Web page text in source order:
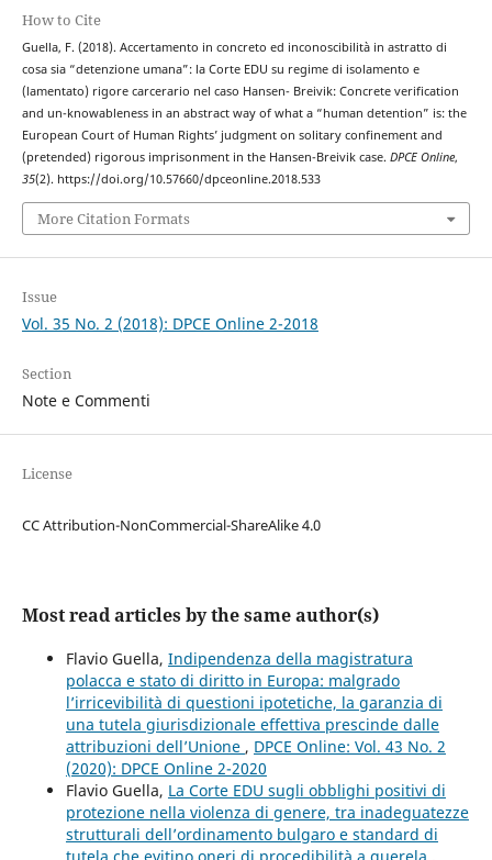
How to Cite
Guella, F. (2018). Accertamento in concreto ed inconoscibilità in astratto di
cosa sia “detenzione umana”: la Corte EDU su regime di isolamento e
(lamentato) rigore carcerario nel caso Hansen- Breivik: Concrete verification
and un-knowableness in an abstract way of what a “human detention” is: the
European Court of Human Rights’ judgment on solitary confinement and
(pretended) rigorous imprisonment in the Hansen-Breivik case. DPCE Online,
35(2). https://doi.org/10.57660/dpceonline.2018.533
More Citation Formats
Issue
Vol. 35 No. 2 (2018): DPCE Online 2-2018
Section
Note e Commenti
License
CC Attribution-NonCommercial-ShareAlike 4.0
Most read articles by the same author(s)
Flavio Guella, Indipendenza della magistratura
polacca e stato di diritto in Europa: malgrado
l’irricevibilità di questioni ipotetiche, la garanzia di
una tutela giurisdizionale effettiva prescinde dalle
attribuzioni dell’Unione , DPCE Online: Vol. 43 No. 2
(2020): DPCE Online 2-2020
Flavio Guella, La Corte EDU sugli obblighi positivi di
protezione nella violenza di genere, tra inadeguatezze
strutturali dell’ordinamento bulgaro e standard di